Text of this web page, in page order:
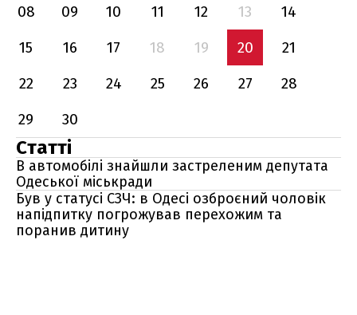
08
09 10 11 12 13
14
15
16 17 18 19 20
21
22
23 24 25 26 27
28
29
30
Статті
В автомобілі знайшли застреленим депутата
Одеської міськради
Був у статусі СЗЧ: в Одесі озброєний чоловік
напідпитку погрожував перехожим та
поранив дитину